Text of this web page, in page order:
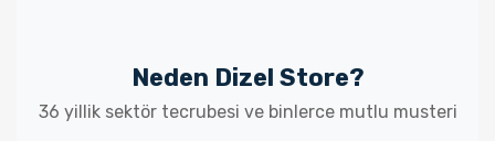
Neden Dizel Store?
36 yillik sektör tecrubesi ve binlerce mutlu musteri